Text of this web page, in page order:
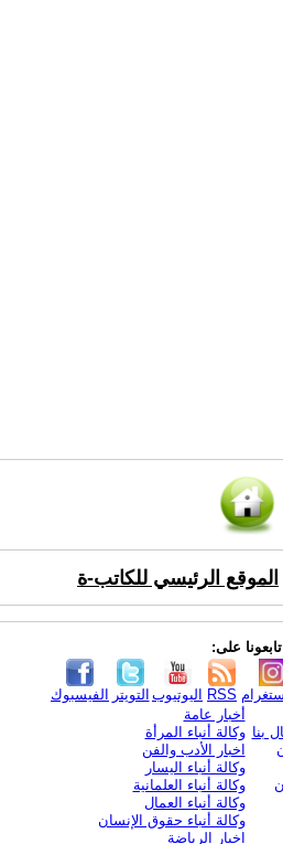
الموقع الرئيسي للكاتب-ة
تابعونا على:
الفيسبوك التويتر اليوتيوب RSS
بنا
أخبار عامة
وكالة أنباء المرأة
اخبار الأدب والفن
وكالة أنباء اليسار
وكالة أنباء العلمانية
وكالة أنباء العمال
وكالة أنباء حقوق الإنسان
اخبار الرياضة